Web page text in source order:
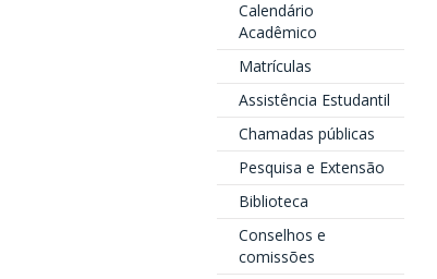
Calendário
Acadêmico
Matrículas
Assistência Estudantil
Chamadas públicas
Pesquisa e Extensão
Biblioteca
Conselhos e
comissões